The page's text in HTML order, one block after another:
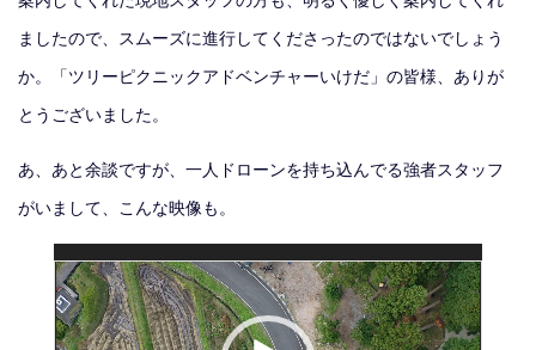
ましたので、スムーズに進行してくださったのではないでしょう
か。「ツリーピクニックアドベンチャーいけだ」の皆様、ありが
とうございました。
あ、あと余談ですが、一人ドローンを持ち込んでる強者スタッフ
がいまして、こんな映像も。
動
画
プ